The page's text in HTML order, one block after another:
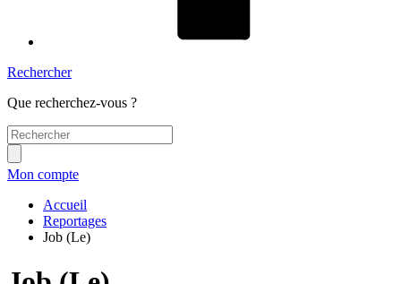
Rechercher
Que recherchez-vous ?
Mon compte
Accueil
Reportages
Job (Le)